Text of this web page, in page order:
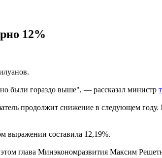
12%
были гораздо выше", — рассказал министр
продолжит снижение в следующем году.
выражении составила 12,19%.
глава Минэкономразвития Максим